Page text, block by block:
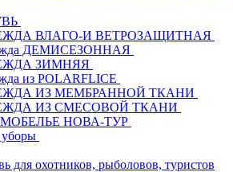
ВЛАГО-И ВЕТРОЗАЩИТНАЯ
ДЕМИСЕЗОННАЯ
ЗИМНЯЯ
из POLARFLICE
ИЗ МЕМБРАННОЙ ТКАНИ
ИЗ СМЕСОВОЙ ТКАНИ
НОВА-ТУР
для охотников, рыболовов, туристов